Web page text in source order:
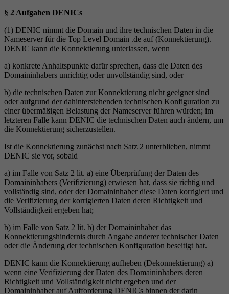
§ 2 Aufgaben DENICs
(1) DENIC nimmt die Domain und ihre technischen Daten in die
Nameserver für die Top Level Domain .de auf (Konnektierung).
DENIC kann die Konnektierung unterlassen, wenn
a) konkrete Anhaltspunkte dafür sprechen, dass die Daten des
Domaininhabers unrichtig oder unvollständig sind, oder
b) die technischen Daten zur Konnektierung nicht geeignet sind
oder aufgrund der dahinterstehenden technischen Konfiguration zu
einer übermäßigen Belastung der Nameserver führen würden; im
letzteren Falle kann DENIC die technischen Daten auch ändern, um
die Konnektierung sicherzustellen.
Ist die Konnektierung zunächst nach Satz 2 unterblieben, nimmt
DENIC sie vor, sobald
a) im Falle von Satz 2 lit. a) eine Überprüfung der Daten des
Domaininhabers (Verifizierung) erwiesen hat, dass sie richtig und
vollständig sind, oder der Domaininhaber diese Daten korrigiert und
die Verifizierung der korrigierten Daten deren Richtigkeit und
Vollständigkeit ergeben hat;
b) im Falle von Satz 2 lit. b) der Domaininhaber das
Konnektierungshindernis durch Angabe anderer technischer Daten
oder die Änderung der technischen Konfiguration beseitigt hat.
DENIC kann die Konnektierung aufheben (Dekonnektierung) a)
wenn eine Verifizierung der Daten des Domaininhabers deren
Richtigkeit und Vollständigkeit nicht ergeben und der
Domaininhaber auf Aufforderung DENICs binnen der darin